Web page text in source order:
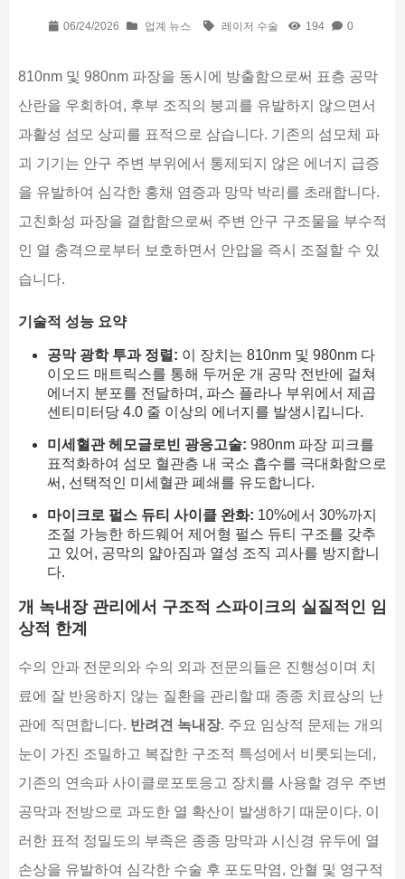
06/24/2026 업계 뉴스 레이저 수술 194 0
810nm 및 980nm 파장을 동시에 방출함으로써 표층 공막
산란을 우회하여, 후부 조직의 붕괴를 유발하지 않으면서
과활성 섬모 상피를 표적으로 삼습니다. 기존의 섬모체 파
괴 기기는 안구 주변 부위에서 통제되지 않은 에너지 급증
을 유발하여 심각한 홍채 염증과 망막 박리를 초래합니다.
고친화성 파장을 결합함으로써 주변 안구 구조물을 부수적
인 열 충격으로부터 보호하면서 안압을 즉시 조절할 수 있
습니다.
기술적 성능 요약
공막 광학 투과 정렬: 이 장치는 810nm 및 980nm 다
이오드 매트릭스를 통해 두꺼운 개 공막 전반에 걸쳐
에너지 분포를 전달하며, 파스 플라나 부위에서 제곱
센티미터당 4.0 줄 이상의 에너지를 발생시킵니다.
미세혈관 헤모글로빈 광응고술: 980nm 파장 피크를
표적화하여 섬모 혈관층 내 국소 흡수를 극대화함으로
써, 선택적인 미세혈관 폐쇄를 유도합니다.
마이크로 펄스 듀티 사이클 완화: 10%에서 30%까지
조절 가능한 하드웨어 제어형 펄스 듀티 구조를 갖추
고 있어, 공막의 얇아짐과 열성 조직 괴사를 방지합니
다.
개 녹내장 관리에서 구조적 스파이크의 실질적인 임
상적 한계
수의 안과 전문의와 수의 외과 전문의들은 진행성이며 치
료에 잘 반응하지 않는 질환을 관리할 때 종종 치료상의 난
관에 직면합니다. 반려견 녹내장. 주요 임상적 문제는 개의
눈이 가진 조밀하고 복잡한 구조적 특성에서 비롯되는데,
기존의 연속파 사이클로포토응고 장치를 사용할 경우 주변
공막과 전방으로 과도한 열 확산이 발생하기 때문이다. 이
러한 표적 정밀도의 부족은 종종 망막과 시신경 유두에 열
손상을 유발하여 심각한 수술 후 포도막염, 안혈 및 영구적